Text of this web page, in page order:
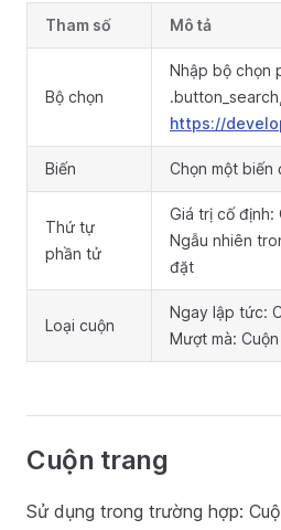
Tham số Mô tả
Bộ chọn
Nhập bộ chọn
https://
Biến Chọn một biến
Thứ tự
phần tử
Giá trị cố
Ngẫu nhiên
đặt
Loại cuộn
Ngay lập tức:
Mượt mà:
Cuộn trang
Sử dụng trong trường hợp: